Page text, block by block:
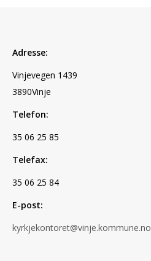
Adresse:
Vinjevegen 1439
3890Vinje
Telefon:
35 06 25 85
Telefax:
35 06 25 84
E-post:
kyrkjekontoret@vinje.kommune.no